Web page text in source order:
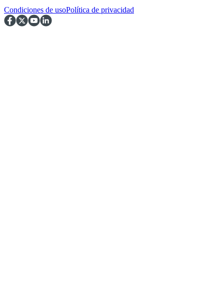
Condiciones de usoPolítica de privacidad